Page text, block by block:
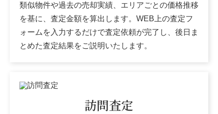
類似物件や過去の売却実績、エリアごとの価格推移
を基に、査定金額を算出します。WEB上の査定フ
ォームを入力するだけで査定依頼が完了し、後日ま
とめた査定結果をご説明いたします。
訪問査定